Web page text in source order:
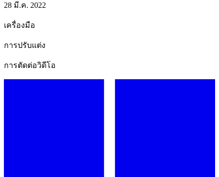
28 มี.ค. 2022
เครื่องมือ
การปรับแต่ง
การตัดต่อวิดีโอ